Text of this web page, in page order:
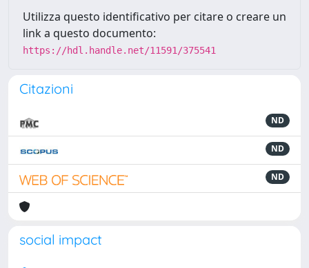
Utilizza questo identificativo per citare o creare un
link a questo documento:
https://hdl.handle.net/11591/375541
Citazioni
ND
ND
ND
social impact